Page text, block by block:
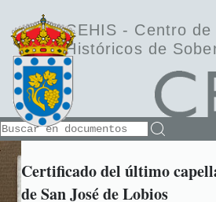
CEHIS - Centro de
Históricos de
Certificado del último
de San José de Lobios